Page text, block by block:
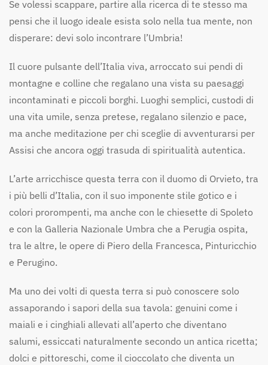
La Regione Video Borghi
Esperienze Alloggi Mangiare e Bere Eventi
Se volessi scappare, partire alla ricerca di te stesso ma
pensi che il luogo ideale esista solo nella tua mente, non
disperare: devi solo incontrare l’Umbria!
Il cuore pulsante dell’Italia viva, arroccato sui pendi di
montagne e colline che regalano una vista su paesaggi
incontaminati e piccoli borghi. Luoghi semplici, custodi di
una vita umile, senza pretese, regalano silenzio e pace,
ma anche meditazione per chi sceglie di avventurarsi per
Assisi che ancora oggi trasuda di spiritualità autentica.
L’arte arricchisce questa terra con il duomo di Orvieto, tra
i più belli d’Italia, con il suo imponente stile gotico e i
colori prorompenti, ma anche con le chiesette di Spoleto
e con la Galleria Nazionale Umbra che a Perugia ospita,
tra le altre, le opere di Piero della Francesca, Pinturicchio
e Perugino.
Ma uno dei volti di questa terra si può conoscere solo
assaporando i sapori della sua tavola: genuini come i
maiali e i cinghiali allevati all’aperto che diventano
salumi, essiccati naturalmente secondo un antica ricetta;
dolci e pittoreschi, come il cioccolato che diventa un